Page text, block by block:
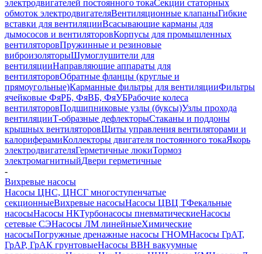
электродвигателей постоянного токаСекции статорных
обмоток электродвигателяВентиляционные клапаныГибкие
вставки для вентиляцииВсасывающие карманы для
дымососов и вентиляторовКорпусы для промышленных
вентиляторовПружинные и резиновые
виброизоляторыШумоглушители для
вентиляцииНаправляющие аппараты для
вентиляторовОбратные фланцы (круглые и
прямоугольные)Карманные фильтры для вентиляцииФильтры
ячейковые ФяРБ, ФяВБ, ФяУБРабочие колеса
вентиляторовПодшипниковые узлы (буксы)Узлы прохода
вентиляцииТ-образные дефлекторыСтаканы и поддоны
крышных вентиляторовЩиты управления вентиляторами и
калориферамиКоллекторы двигателя постоянного токаЯкорь
электродвигателяГерметичные люкиТормоз
электромагнитныйДвери герметичные
-
Вихревые насосы
Насосы ЦНС, ЦНСГ многоступенчатые
секционныеВихревые насосыНасосы ЦВЦ ТФекальные
насосыНасосы НКТурбонасосы пневматическиеНасосы
сетевые СЭНасосы ЛМ линейныеХимические
насосыПогружные дренажные насосы ГНОМНасосы ГрАТ,
ГрАР, ГрАК грунтовыеНасосы ВВН вакуумные